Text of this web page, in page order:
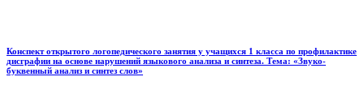
Конспект открытого логопедического занятия у учащихся 1 класса по профилактике
дисграфии на основе нарушений языкового анализа и синтеза. Тема: «Звуко-
буквенный анализ и синтез слов»